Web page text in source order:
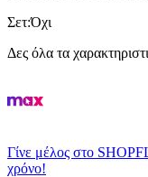
Σετ:Όχι
Δες όλα τα
Γίνε μέλος στο
χρόνο!